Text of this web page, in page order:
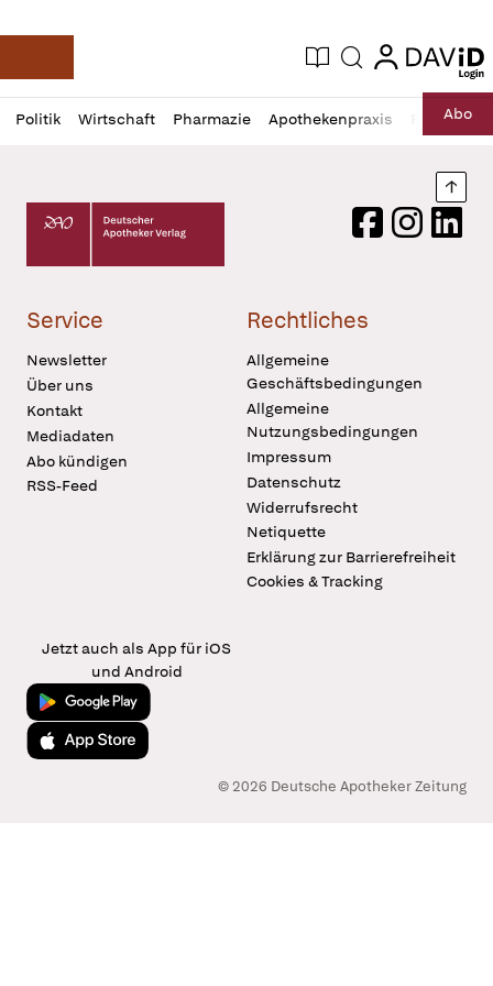
Deutsche Apotheker Zeitung
Aktuelle Ausgabe
Suche login
login
Politik Wirtschaft Pharmazie Apothekenpraxis RechtAbo
Profil
öffnen
Daz
Pur
Deutscher Apotheker Verlag Logo
FacebookInstagram
Service
Newsletter
Über uns
Kontakt
Mediadaten
Abo kündigen
RSS-Feed
Rechtliches
Allgemeine
Geschäftsbedingungen
Allgemeine
Nutzungsbedingungen
Impressum
Datenschutz
Widerrufsrecht
Netiquette
Erklärung zur Barrierefreiheit
Cookies & Tracking
Jetzt auch als App für iOS
und Android
Jetzt bei Google Play
Laden im App Store
© 2026 Deutsche Apotheker Zeitung